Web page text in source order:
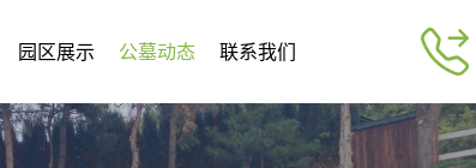
园区展示 公墓动态 联系我们